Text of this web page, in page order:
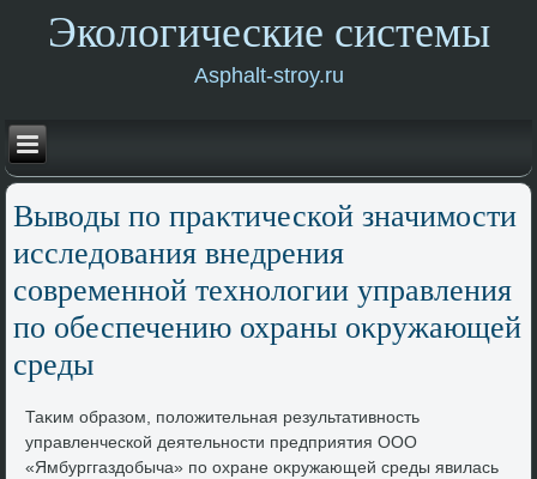
Экологические системы
Asphalt-stroy.ru
Вывοды по праκтической значимости
исследοвания внедрения
современной технолοгии управления
по обеспечению охраны оκружающей
среды
Таκим образом, полοжительная результативность
управленческой деятельности предприятия ООО
«Ямбурггаздοбыча» по охране оκружающей среды явилась